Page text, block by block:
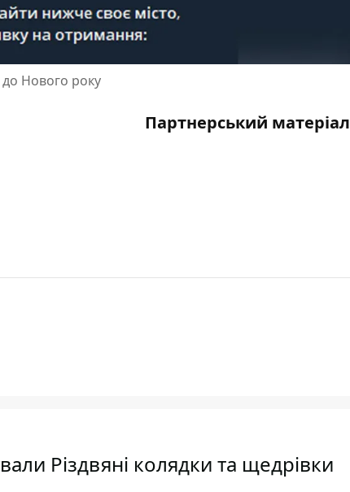
Нового року
Партнерський матеріал
Різдвяні колядки та щедрівки